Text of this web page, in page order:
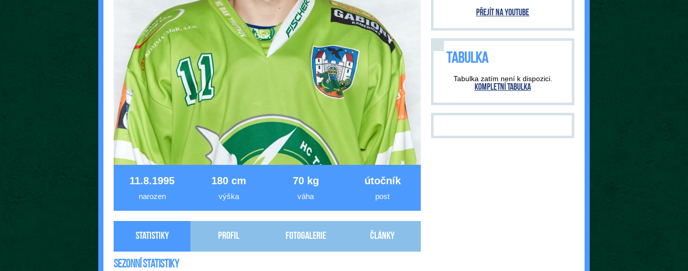
11.8.1995
narozen
180 cm
výška
70 kg
váha
útočník
post
Statistiky Profil Fotogalerie Články
Sezonní statistiky
Přejít na YouTube
TABULKA
Tabulka zatím není k dispozici.
Kompletní tabulka